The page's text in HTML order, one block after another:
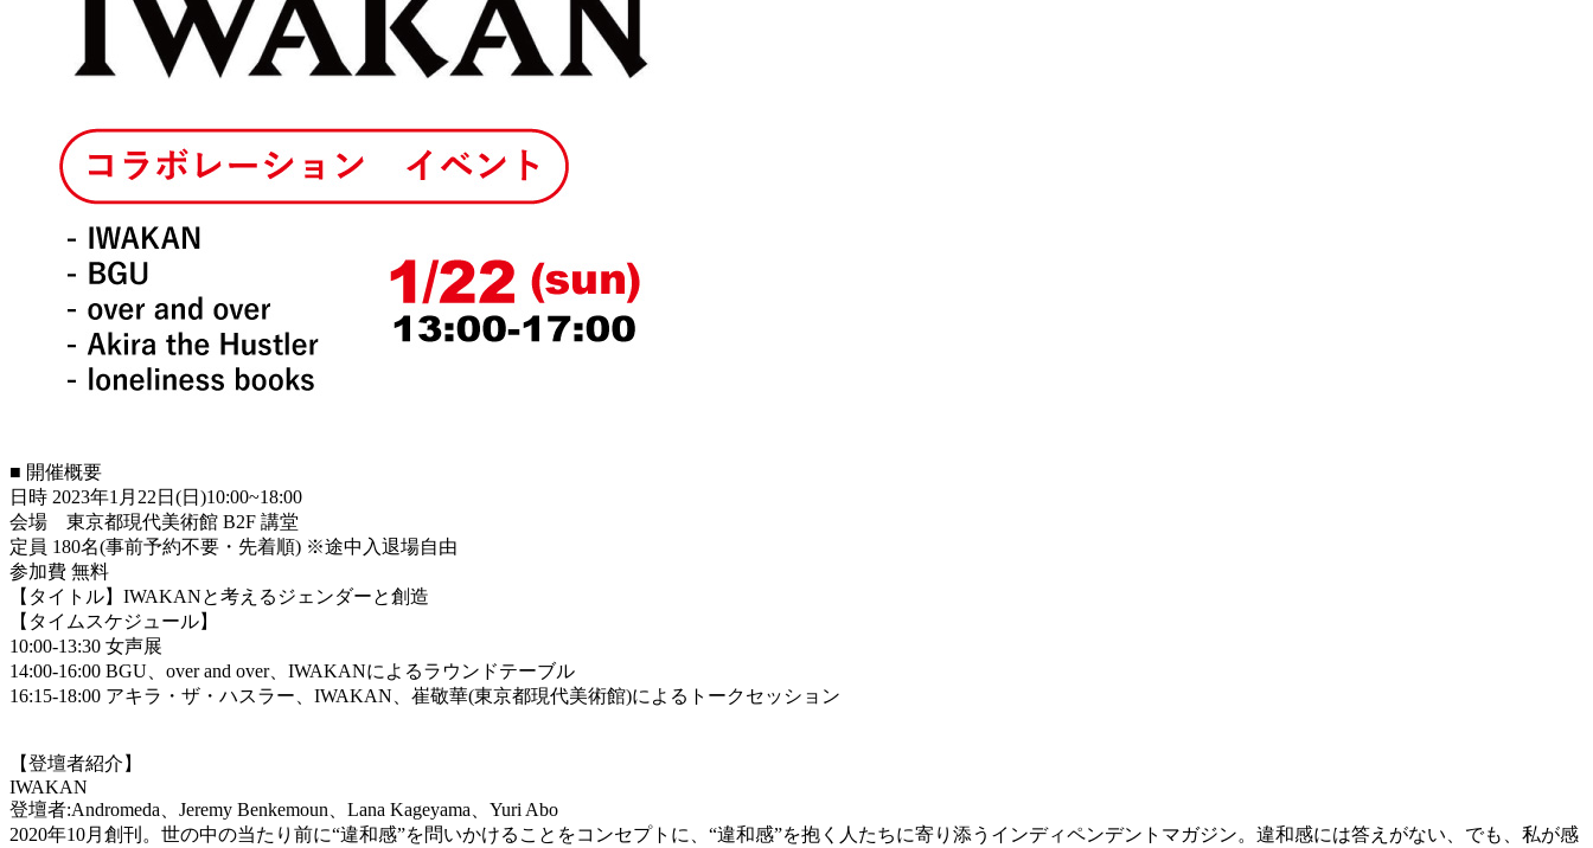
■ 開催概要
日時 2023年1月22日(日)10:00~18:00
会場 東京都現代美術館 B2F 講堂
定員 180名(事前予約不要・先着順) ※途中入退場自由
参加費 無料
【タイトル】IWAKANと考えるジェンダーと創造
【タイムスケジュール】
10:00-13:30 女声展
14:00-16:00 BGU、over and over、IWAKANによるラウンドテーブル
16:15-18:00 アキラ・ザ・ハスラー、IWAKAN、崔敬華(東京都現代美術館)によるトークセッション
【登壇者紹介】
IWAKAN
登壇者:Andromeda、Jeremy Benkemoun、Lana Kageyama、Yuri Abo
2020年10月創刊。世の中の当たり前に“違和感”を問いかけることをコンセプトに、“違和感”を抱く人たちに寄り添うインディペンデントマガジン。違和感には答えがない、でも、私が感